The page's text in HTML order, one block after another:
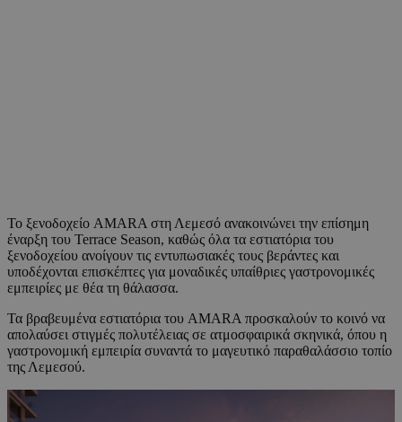
Το ξενοδοχείο AMARA στη Λεμεσό ανακοινώνει την επίσημη
έναρξη του Terrace Season, καθώς όλα τα εστιατόρια του
ξενοδοχείου ανοίγουν τις εντυπωσιακές τους βεράντες και
υποδέχονται επισκέπτες για μοναδικές υπαίθριες γαστρονομικές
εμπειρίες με θέα τη θάλασσα.
Τα βραβευμένα εστιατόρια του AMARA προσκαλούν το κοινό να
απολαύσει στιγμές πολυτέλειας σε ατμοσφαιρικά σκηνικά, όπου η
γαστρονομική εμπειρία συναντά το μαγευτικό παραθαλάσσιο τοπίο
της Λεμεσού.